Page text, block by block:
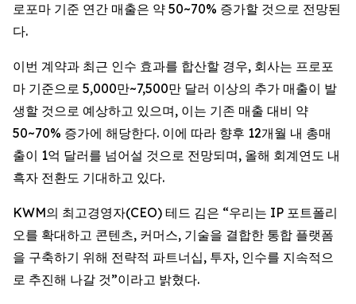
로포마 기준 연간 매출은 약 50~70% 증가할 것으로 전망된
다.
이번 계약과 최근 인수 효과를 합산할 경우, 회사는 프로포
마 기준으로 5,000만~7,500만 달러 이상의 추가 매출이 발
생할 것으로 예상하고 있으며, 이는 기존 매출 대비 약
50~70% 증가에 해당한다. 이에 따라 향후 12개월 내 총매
출이 1억 달러를 넘어설 것으로 전망되며, 올해 회계연도 내
흑자 전환도 기대하고 있다.
KWM의 최고경영자(CEO) 테드 김은 “우리는 IP 포트폴리
오를 확대하고 콘텐츠, 커머스, 기술을 결합한 통합 플랫폼
을 구축하기 위해 전략적 파트너십, 투자, 인수를 지속적으
로 추진해 나갈 것”이라고 밝혔다.